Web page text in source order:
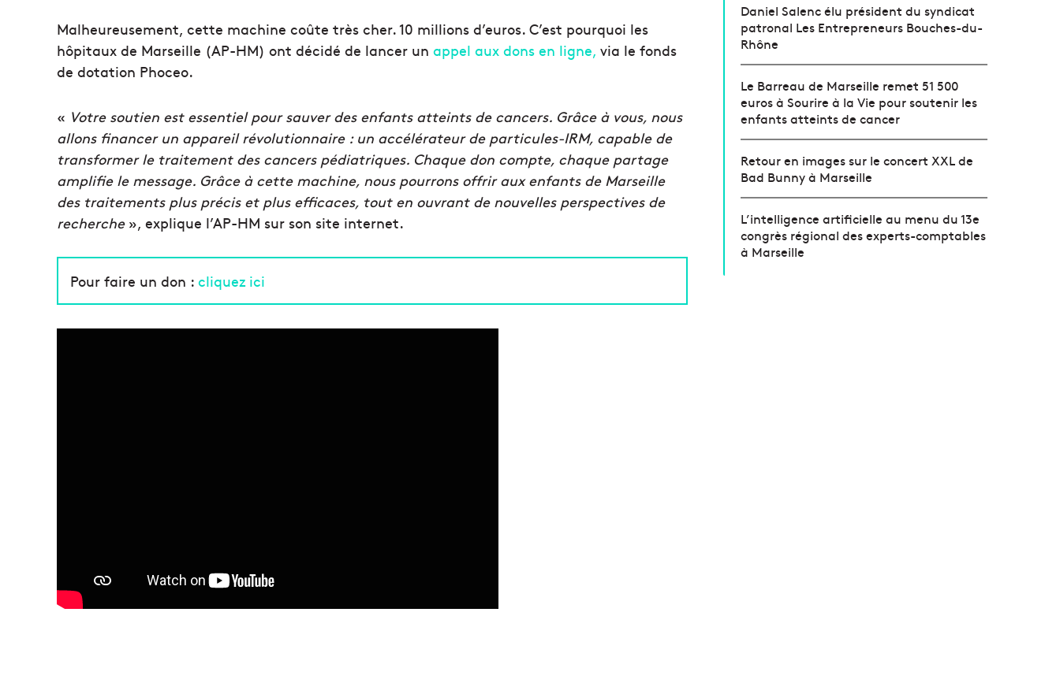
Malheureusement, cette machine coûte très cher. 10 millions d’euros. C’est pourquoi les
hôpitaux de Marseille (AP-HM) ont décidé de lancer un appel aux dons en ligne, via le fonds
de dotation Phoceo.
« Votre soutien est essentiel pour sauver des enfants atteints de cancers. Grâce à vous, nous
allons financer un appareil révolutionnaire : un accélérateur de particules-IRM, capable de
transformer le traitement des cancers pédiatriques. Chaque don compte, chaque partage
amplifie le message. Grâce à cette machine, nous pourrons offrir aux enfants de Marseille
des traitements plus précis et plus efficaces, tout en ouvrant de nouvelles perspectives de
recherche», explique l’AP-HM sur son site internet.
Pour faire un don : cliquez ici
Daniel Salenc élu président du syndicat
patronal Les Entrepreneurs Bouches-du-
Rhône
Le Barreau de Marseille remet 51 500
euros à Sourire à la Vie pour soutenir les
enfants atteints de cancer
Retour en images sur le concert XXL de
Bad Bunny à Marseille
L’intelligence artificielle au menu du 13e
congrès régional des experts-comptables
à Marseille